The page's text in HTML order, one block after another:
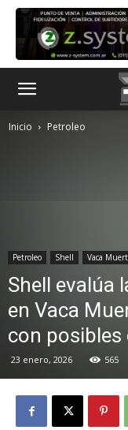
Inicio Petroleo
Petroleo Shell Vaca
Shell evalúa
en Vaca
con posibles
23 enero, 2026 565